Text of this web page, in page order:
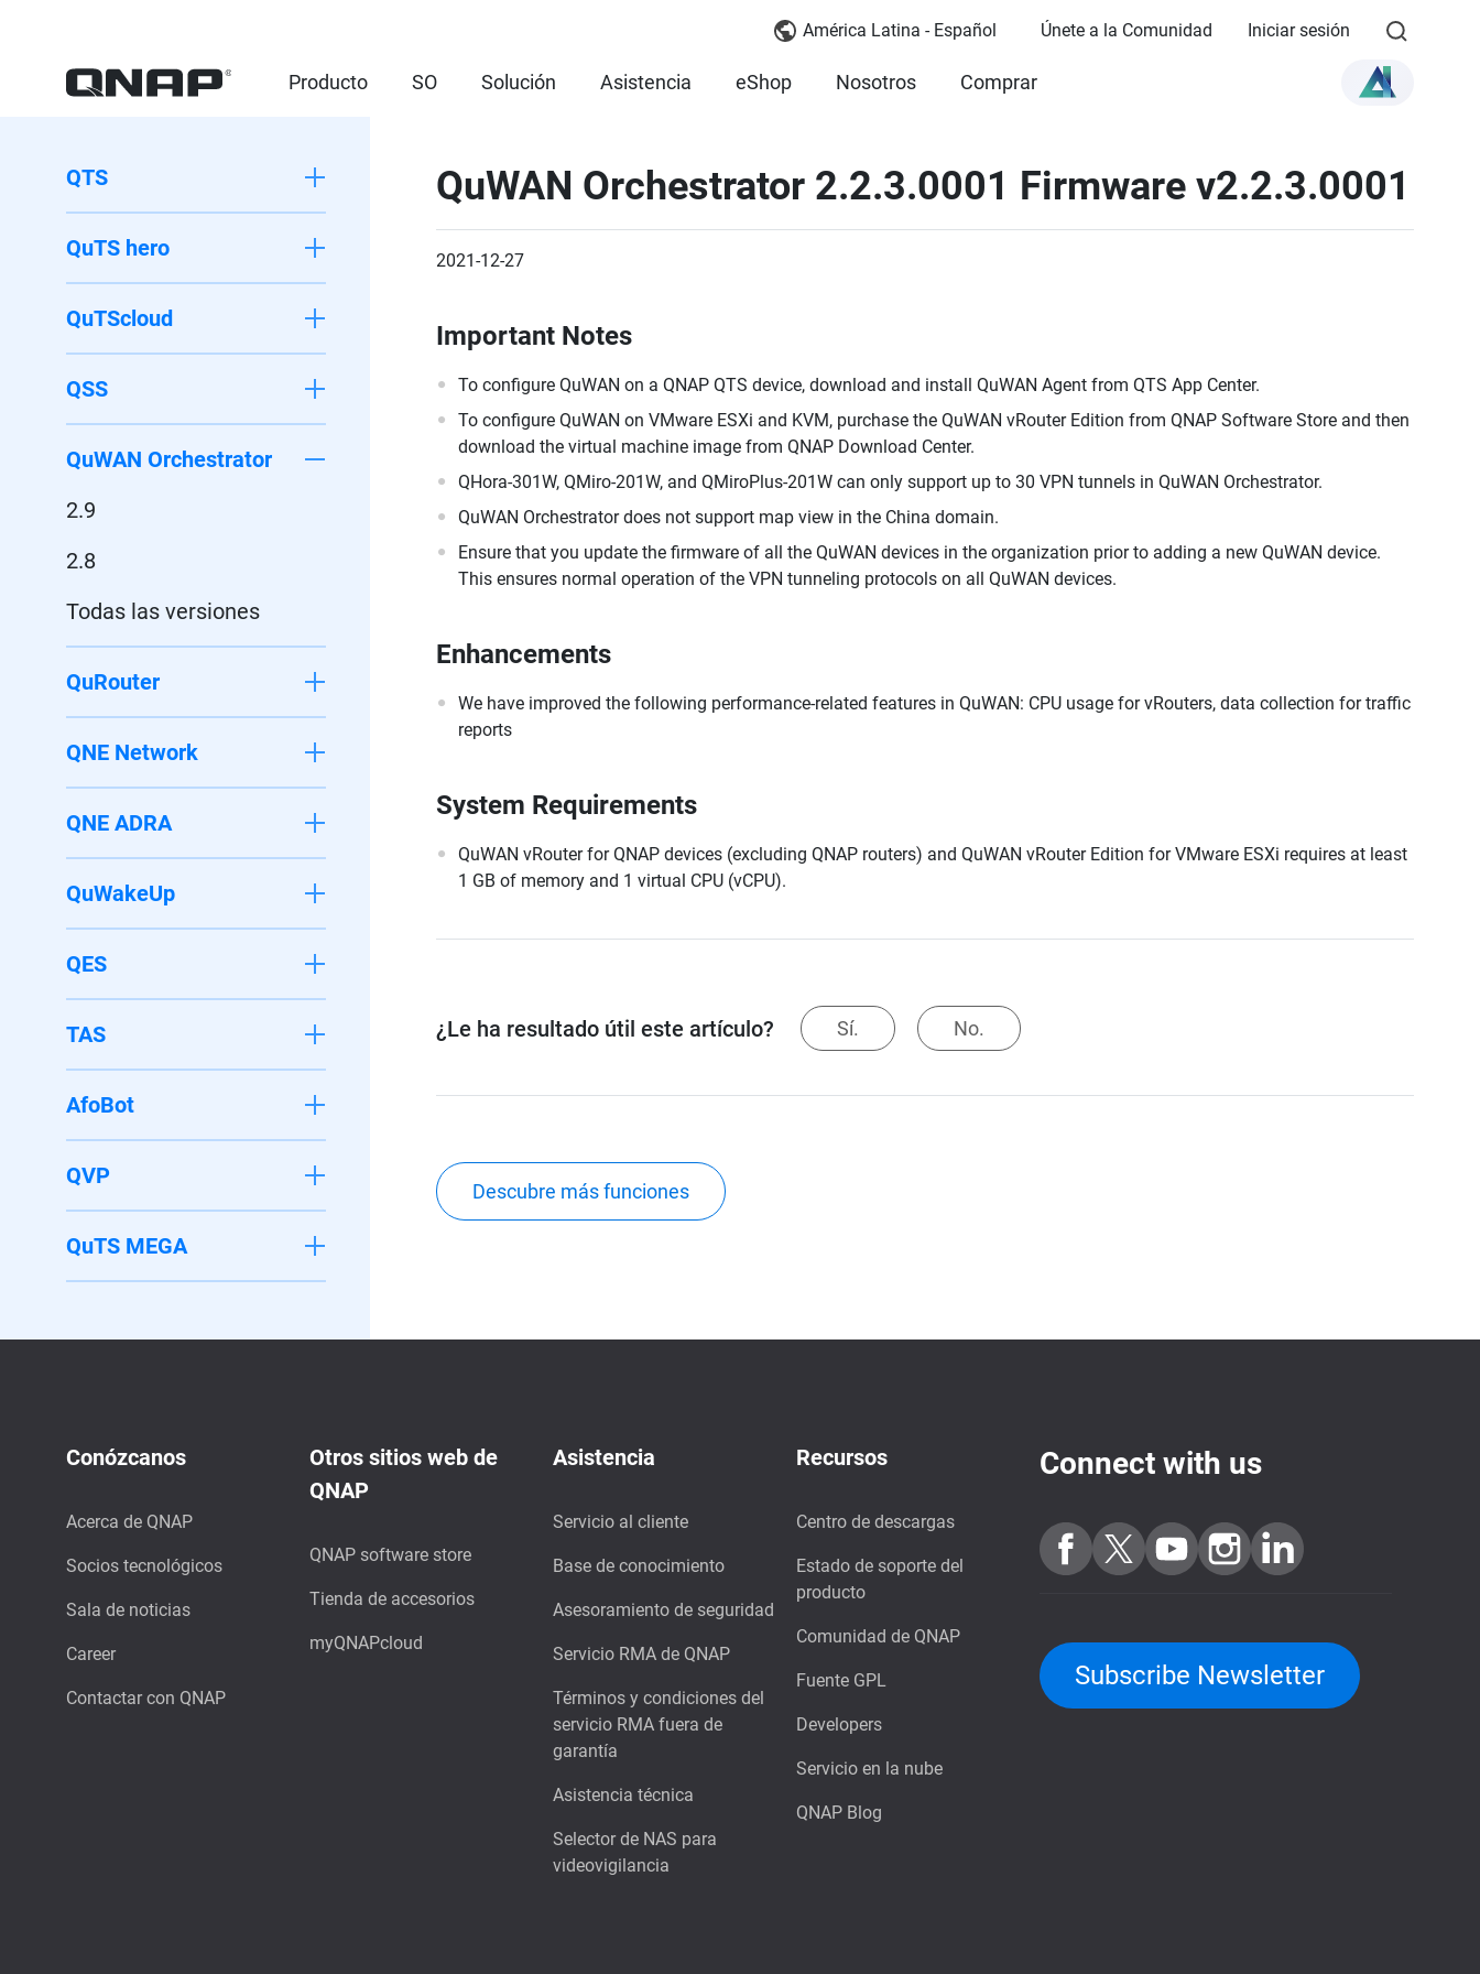
América Latina - Español Únete a la Comunidad Iniciar sesión
Producto SO Solución Asistencia eShop Nosotros Comprar
QTS
QuTS hero
QuTScloud
QSS
QuWAN Orchestrator
2.9
2.8
Todas las versiones
QuRouter
QNE Network
QNE ADRA
QuWakeUp
QES
TAS
AfoBot
QVP
QuTS MEGA
QuWAN Orchestrator 2.2.3.0001 Firmware v2.2.3.0001
2021-12-27
Important Notes
To configure QuWAN on a QNAP QTS device, download and install QuWAN Agent from QTS App Center.
To configure QuWAN on VMware ESXi and KVM, purchase the QuWAN vRouter Edition from QNAP Software Store and then
download the virtual machine image from QNAP Download Center.
QHora-301W, QMiro-201W, and QMiroPlus-201W can only support up to 30 VPN tunnels in QuWAN Orchestrator.
QuWAN Orchestrator does not support map view in the China domain.
Ensure that you update the firmware of all the QuWAN devices in the organization prior to adding a new QuWAN device.
This ensures normal operation of the VPN tunneling protocols on all QuWAN devices.
Enhancements
We have improved the following performance-related features in QuWAN: CPU usage for vRouters, data collection for traffic
reports
System Requirements
QuWAN vRouter for QNAP devices (excluding QNAP routers) and QuWAN vRouter Edition for VMware ESXi requires at least
1 GB of memory and 1 virtual CPU (vCPU).
¿Le ha resultado útil este artículo? Sí. No.
Descubre más funciones
Conózcanos
Acerca de QNAP
Socios tecnológicos
Sala de noticias
Career
Contactar con QNAP
Otros sitios web de
QNAP
QNAP software store
Tienda de accesorios
myQNAPcloud
Asistencia
Servicio al cliente
Base de conocimiento
Asesoramiento de seguridad
Servicio RMA de QNAP
Términos y condiciones del
servicio RMA fuera de
garantía
Asistencia técnica
Selector de NAS para
videovigilancia
Recursos
Centro de descargas
Estado de soporte del
producto
Comunidad de QNAP
Fuente GPL
Developers
Servicio en la nube
QNAP Blog
Connect with us
Subscribe Newsletter